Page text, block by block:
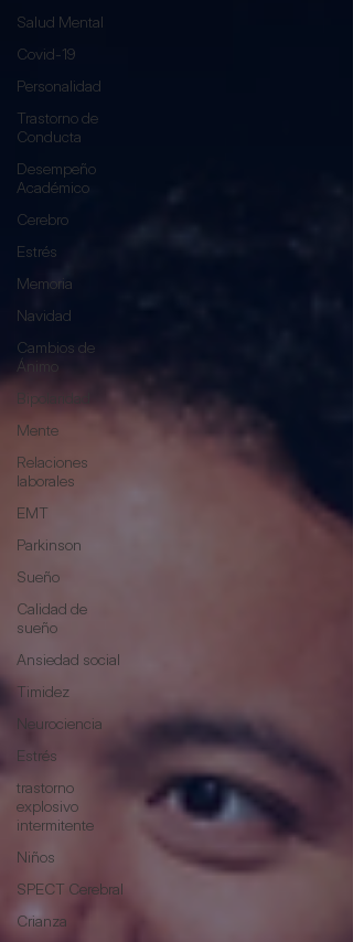
Salud Mental
Covid-19
Personalidad
Trastorno de
Conducta
Desempeño
Académico
Cerebro
Estrés
Memoria
Navidad
Cambios de
Ánimo
Bipolaridad
Mente
Relaciones
laborales
EMT
Parkinson
Sueño
Calidad de
sueño
Ansiedad social
Timidez
Neurociencia
Estrés
trastorno
explosivo
intermitente
Niños
SPECT Cerebral
Crianza